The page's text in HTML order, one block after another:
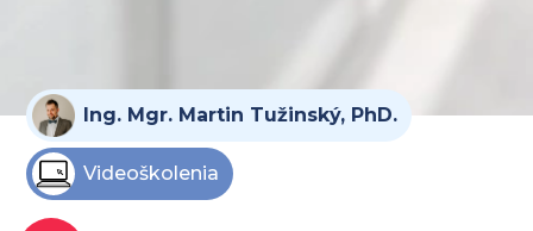
Ing. Mgr. Martin Tužinský, PhD.
Videoškolenia